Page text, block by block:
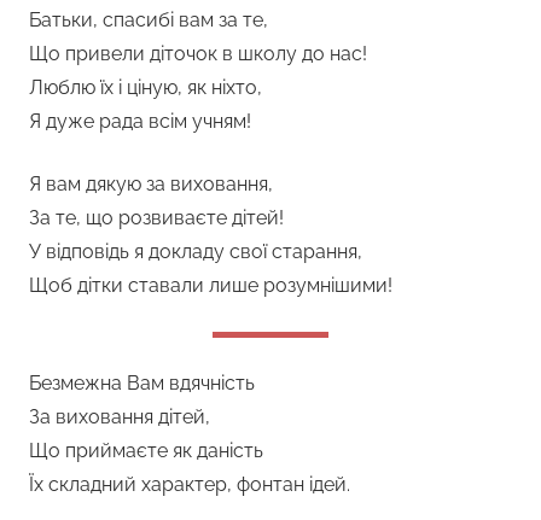
Батьки, спасибі вам за те,
Що привели діточок в школу до нас!
Люблю їх і ціную, як ніхто,
Я дуже рада всім учням!
Я вам дякую за виховання,
За те, що розвиваєте дітей!
У відповідь я докладу свої старання,
Щоб дітки ставали лише розумнішими!
Безмежна Вам вдячність
За виховання дітей,
Що приймаєте як даність
Їх складний характер, фонтан ідей.